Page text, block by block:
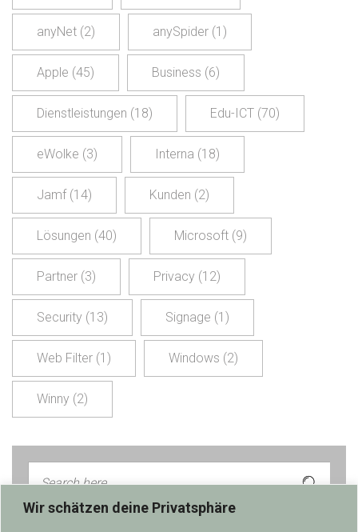
Wir schätzen deine Privatsphäre
anyNet (2) anySpider (1)
Apple (45) Business (6)
Dienstleistungen (18) Edu-ICT (70)
eWolke (3) Interna (18)
Jamf(14) Kunden (2)
Lösungen (40) Microsoft (9)
Partner (3) Privacy (12)
Security (13) Signage (1)
Web Filter (1) Windows (2)
Winny (2)